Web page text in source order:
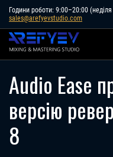
Skip
content
Години роботи: 9:00–20:00 (неділя
sales@arefyevstudio.com
Audio Ease
версію
8